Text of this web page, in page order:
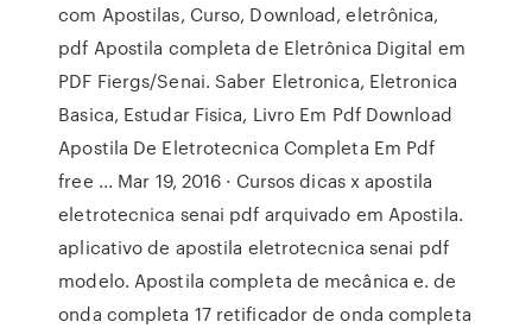
com Apostilas, Curso, Download, eletrônica,
pdf Apostila completa de Eletrônica Digital em
PDF Fiergs/Senai. Saber Eletronica, Eletronica
Basica, Estudar Fisica, Livro Em Pdf Download
Apostila De Eletrotecnica Completa Em Pdf
free ... Mar 19, 2016 · Cursos dicas x apostila
eletrotecnica senai pdf arquivado em Apostila.
aplicativo de apostila eletrotecnica senai pdf
modelo. Apostila completa de mecânica e. de
onda completa 17 retificador de onda completa